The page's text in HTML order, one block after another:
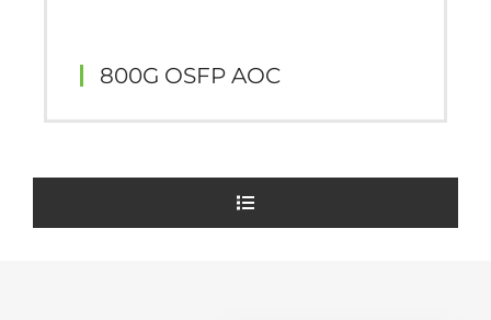
800G OSFP AOC